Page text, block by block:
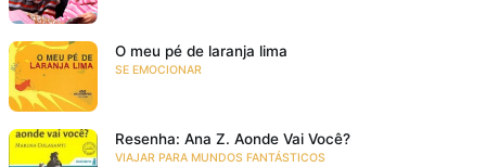
O meu pé de laranja lima
SE EMOCIONAR
Resenha: Ana Z. Aonde Vai Você?
VIAJAR PARA MUNDOS FANTÁSTICOS